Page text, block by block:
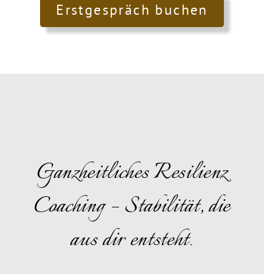
Erstgespräch buchen
Ganzheitliches Resilienz
Coaching – Stabilität, die
aus dir entsteht.